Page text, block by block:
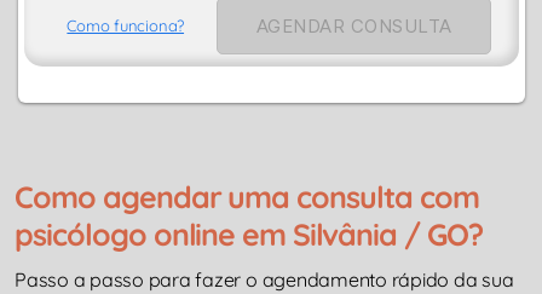
Como funciona? AGENDAR CONSULTA
Como agendar uma consulta com
psicólogo online em Silvânia / GO?
Passo a passo para fazer o agendamento rápido da sua